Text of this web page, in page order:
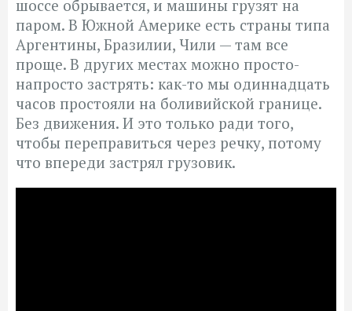
шоссе обрывается, и машины грузят на
паром. В Южной Америке есть страны типа
Аргентины, Бразилии, Чили — там все
проще. В других местах можно просто-
напросто застрять: как-то мы одиннадцать
часов простояли на боливийской границе.
Без движения. И это только ради того,
чтобы переправиться через речку, потому
что впереди застрял грузовик.